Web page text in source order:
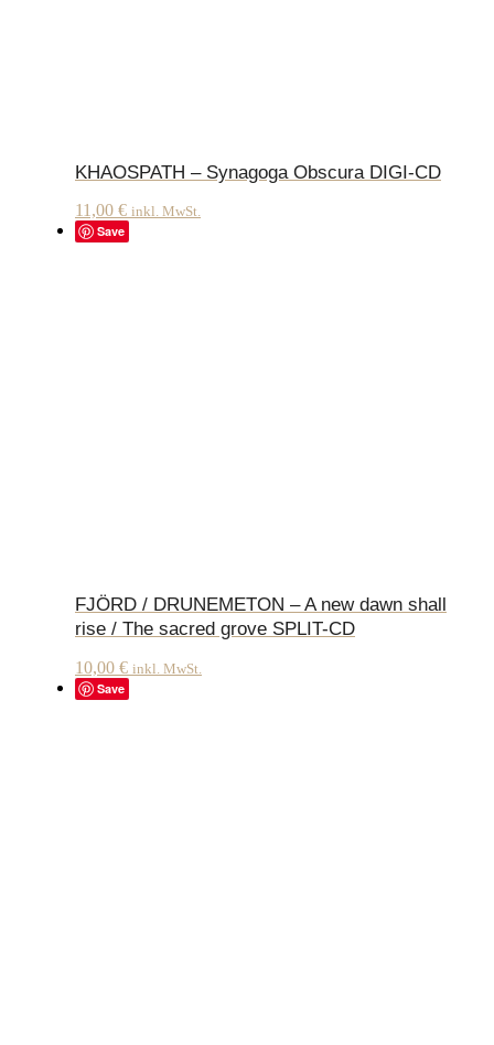
KHAOSPATH – Synagoga Obscura DIGI-CD
11,00 € inkl. MwSt.
Save
FJÖRD / DRUNEMETON – A new dawn shall
rise / The sacred grove SPLIT-CD
10,00 € inkl. MwSt.
Save